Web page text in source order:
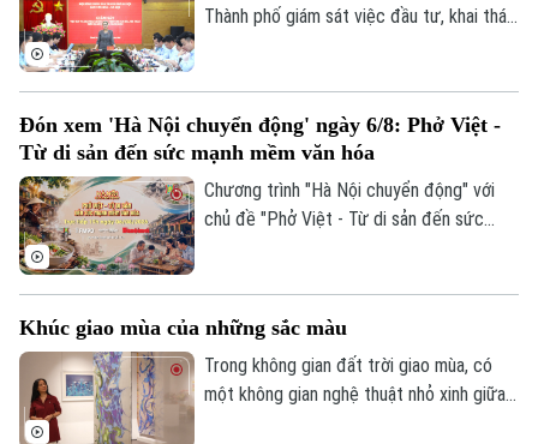
Thành phố giám sát việc đầu tư, khai thác
Đón xem 'Hà Nội chuyển động' ngày 6/8: Phở Việt -
Từ di sản đến sức mạnh mềm văn hóa
Chương trình "Hà Nội chuyển động" với
chủ đề "Phở Việt - Từ di sản đến sức
hôm nay, ngày 6/8.
Khúc giao mùa của những sắc màu
Trong không gian đất trời giao mùa, có
một không gian nghệ thuật nhỏ xinh giữa